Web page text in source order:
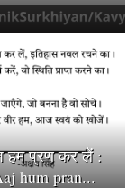
प्रण कर लें :
hum pran...